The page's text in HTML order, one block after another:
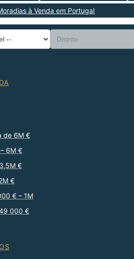
à Venda em Portugal
de 6M €
6M €
€
€
€ – 1M
000 €